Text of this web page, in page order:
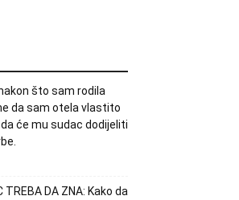
što sam rodila
da sam otela vlastito
će mu sudac dodijeliti
TREBA DA ZNA: Kako da